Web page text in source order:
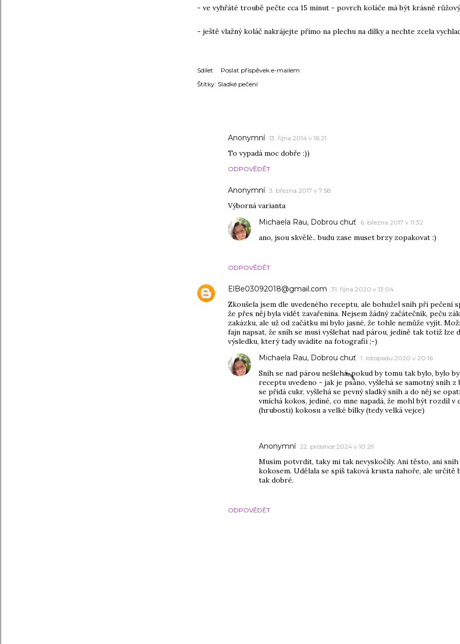
- ve vyhřáté troubě pečte cca 15 minut - povrch koláče má být krásně růžový
- ještě vlažný koláč nakrájejte přímo na plechu na dílky a nechte zcela
Sdílet
Poslat příspěvek e-mailem
Štítky: Sladké pečení
Anonymní 13. října 2014 v 16:21
To vypadá moc dobře :))
ODPOVĚDĚT
Anonymní 3. března 2017 v 7:58
Výborná varianta
ODPOVĚDĚT
Michaela Rau, Dobrou chuť 6. března 2017 v 11:32
ano, jsou skvělé.. budu zase muset brzy zopakovat :)
ElBe03092018@gmail.com 31. října 2020 v 13:04
Zkoušela jsem dle uvedeného receptu, ale bohužel sníh při pečení
že přes něj byla vidět zavařenina. Nejsem žádný začátečník, peču
zakázku, ale už od začátku mi bylo jasné, že tohle nemůže vyjít.
fajn napsat, že sníh se musí vyšlehat nad párou, jedině tak totiž lze
výsledku, který tady uvádíte na fotografii ;-)
ODPOVĚDĚT
Michaela Rau, Dobrou chuť 1. listopadu 2020 v 20:16
Sníh se nad párou nešlehá, pokud by tomu tak bylo, bylo
receptu uvedeno - jak je psáno, vyšlehá se samotný sníh z
se přidá cukr, vyšlehá se pevný sladký sníh a do něj se
vmíchá kokos, jediné, co mne napadá, že mohl být rozdíl v
(hrubosti) kokosu a velké bílky (tedy velká vejce)
Anonymní 22. prosince 2024 v 10:29
Musím potvrdit, taky mi tak nevyskočily. Ani těsto, ani sníh
kokosem. Udělala se spíš taková krusta nahoře, ale určitě
tak dobré.